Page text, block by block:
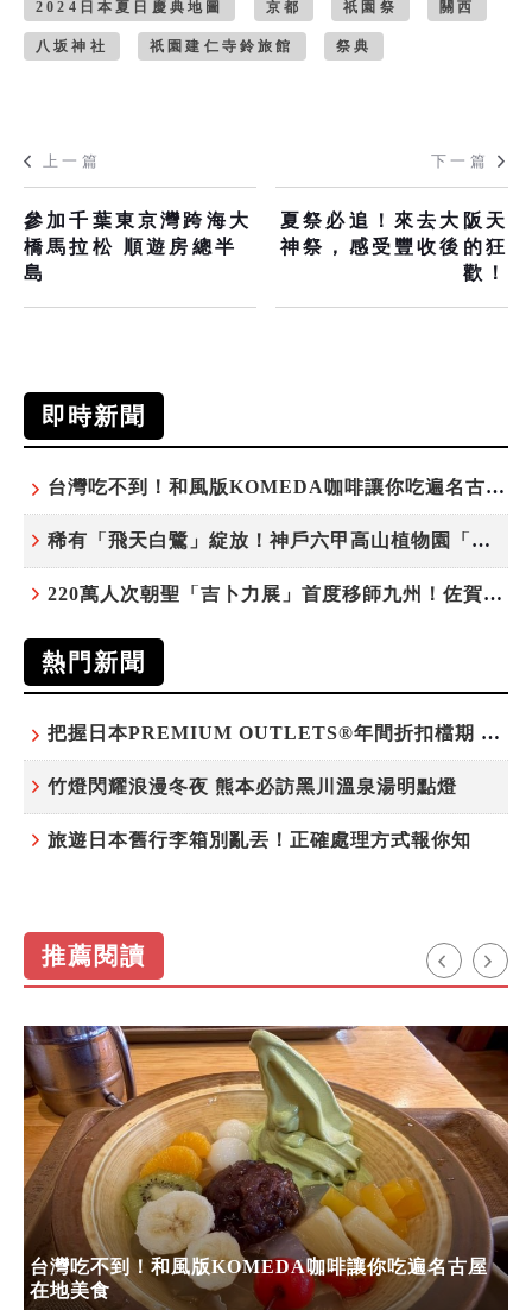
2024日本夏日慶典地圖 京都 祇園祭 關西
八坂神社 祇園建仁寺鈴旅館 祭典
上一篇
參加千葉東京灣跨海大
橋馬拉松 順遊房總半
島
下一篇
夏祭必追！來去大阪天
神祭，感受豐收後的狂
歡！
即時新聞
台灣吃不到！和風版KOMEDA咖啡讓你吃遍名古屋在地美食
稀有「飛天白鷺」綻放！神戶六甲高山植物園「鷺草」珍貴現身
220萬人次朝聖「吉卜力展」首度移師九州！佐賀站早鳥平日套票8/10搶先開賣
熱門新聞
把握日本PREMIUM OUTLETS®年間折扣檔期 越買越划算
竹燈閃耀浪漫冬夜 熊本必訪黑川溫泉湯明點燈
旅遊日本舊行李箱別亂丟！正確處理方式報你知
推薦閱讀
台灣吃不到！和風版KOMEDA咖啡讓你吃遍名古屋
在地美食